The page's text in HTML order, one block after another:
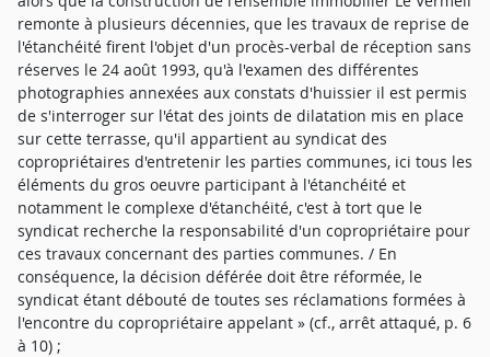
remonte à plusieurs décennies, que les travaux de reprise de
l'étanchéité firent l'objet d'un procès-verbal de réception sans
réserves le 24 août 1993, qu'à l'examen des différentes
photographies annexées aux constats d'huissier il est permis
de s'interroger sur l'état des joints de dilatation mis en place
sur cette terrasse, qu'il appartient au syndicat des
copropriétaires d'entretenir les parties communes, ici tous les
éléments du gros oeuvre participant à l'étanchéité et
notamment le complexe d'étanchéité, c'est à tort que le
syndicat recherche la responsabilité d'un copropriétaire pour
ces travaux concernant des parties communes. / En
conséquence, la décision déférée doit être réformée, le
syndicat étant débouté de toutes ses réclamations formées à
l'encontre du copropriétaire appelant » (cf., arrêt attaqué, p. 6
à 10) ;